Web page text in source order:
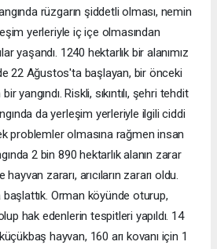
rüzgarın şiddetli olması, nemin
yerleriyle iç içe olmasından
yaşandı. 1240 hektarlık bir alanımız
22 Ağustos'ta başlayan, bir önceki
yangındı. Riskli, sıkıntılı, şehri tehdit
da yerleşim yerleriyle ilgili ciddi
problemler olmasına rağmen insan
2 bin 890 hektarlık alanın zarar
zararı, arıcıların zararı oldu.
başlattık. Orman köyünde oturup,
hak edenlerin tespitleri yapıldı. 14
hayvan, 160 arı kovanı için 1